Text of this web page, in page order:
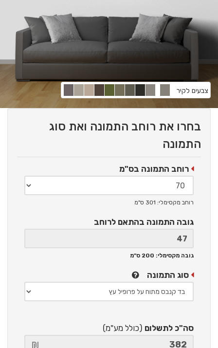
צבעים לקיר
בחרו את רוחב התמונה ואת סוג
התמונה
רוחב התמונה בס"מ
רוחב מקסימלי: 301 ס"מ
גובה התמונה בהתאם לרוחב
גובה מקסימלי: 200 ס"מ
סוג התמונה
סה"כ לתשלום (כולל מע"מ)